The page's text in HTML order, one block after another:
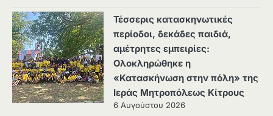
Τέσσερις κατασκηνωτικές
περίοδοι, δεκάδες παιδιά,
αμέτρητες εμπειρίες:
Ολοκληρώθηκε η
«Κατασκήνωση στην πόλη» της
Ιεράς Μητροπόλεως Κίτρους
6 Αυγούστου 2026